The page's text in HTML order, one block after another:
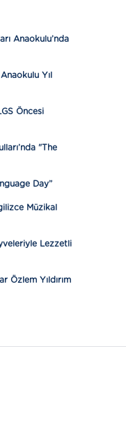
Anaokulu’nda
Yıl
Öncesi
"The
Day”
Müzikal
Lezzetli
Özlem Yıldırım